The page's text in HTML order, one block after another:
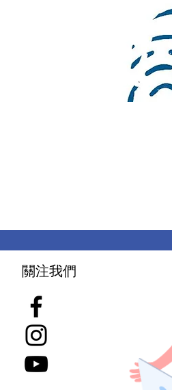
關注我們